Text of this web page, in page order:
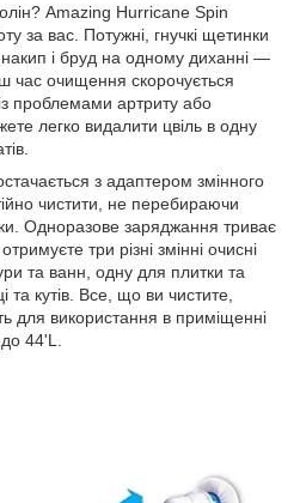
Amazing Hurricane Spin
за вас. Потужні, гнучкі щетинки
і бруд на одному диханні —
час очищення скорочується
проблемами артриту або
легко видалити цвіль в одну
з адаптером змінного
чистити, не перебираючи
Одноразове заряджання триває
три різні змінні очисні
та ванн, одну для плитки та
та кутів. Все, що ви чистите,
для використання в приміщенні
44'L.